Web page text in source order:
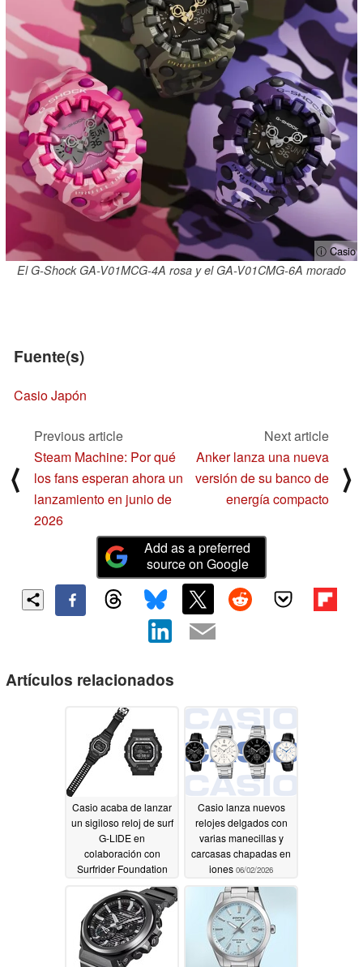
ⓘ Casio
El G-Shock GA-V01MCG-4A rosa y el GA-V01CMG-6A morado
Fuente(s)
Casio Japón
⟨
Previous article
Steam Machine: Por qué
los fans esperan ahora un
lanzamiento en junio de
2026
Next article
Anker lanza una nueva
versión de su banco de
energía compacto
⟩
Add as a preferred
source on Google
Artículos relacionados
Casio acaba de lanzar
un sigiloso reloj de surf
G-LIDE en
colaboración con
Surfrider Foundation
06/02/2026
Casio lanza nuevos
relojes delgados con
varias manecillas y
carcasas chapadas en
iones 06/02/2026